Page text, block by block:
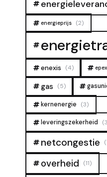
energieprijs (2)
enexis (4) epex
gas (5)
kernenergie (3)
leveringszekerheid
netcongestie
overheid (11)